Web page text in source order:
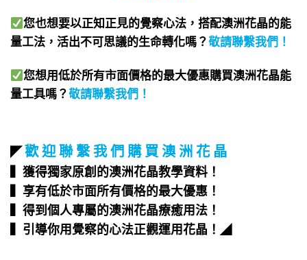
您也想要以正知正見的覺察心法，搭配澳洲花晶的能
量工法，活出不可思議的生命轉化嗎？敬請聯繫我們 ！
您想用低於所有市面價格的最大優惠購買澳洲花晶能
量工具嗎？敬請聯繫我們 ！
◤歡 迎 聯 繫 我 們 購 買 澳 洲 花 晶
▍獲得獨家原創的澳洲花晶教學資料！
▍享有低於市面所有價格的最大優惠！
▍得到個人專屬的澳洲花晶療癒用法！
▍引導你用覺察的心法正觀運用花晶！ ◢